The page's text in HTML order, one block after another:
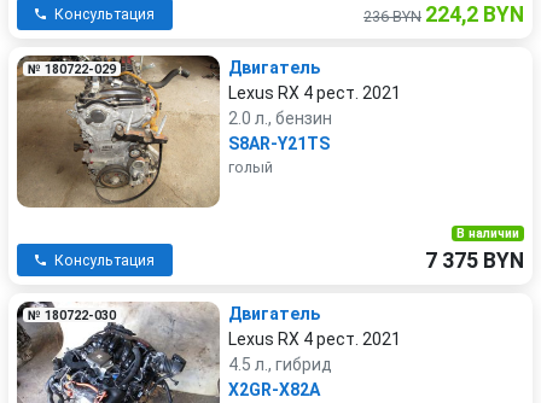
Консультация
236 BYN 224,2 BYN
№ 180722-029
Двигатель
Lexus RX 4 рест. 2021
2.0 л., бензин
S8AR-Y21TS
голый
Консультация
В наличии
7 375 BYN
№ 180722-030
Двигатель
Lexus RX 4 рест. 2021
4.5 л., гибрид
X2GR-X82A